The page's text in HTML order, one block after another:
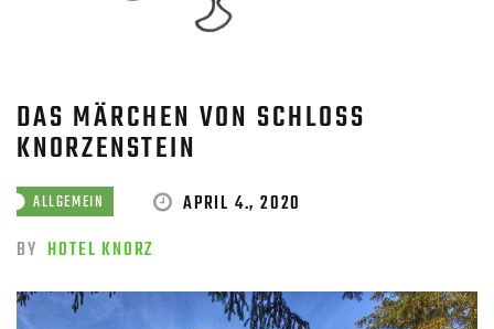
DAS MÄRCHEN VON SCHLOSS
KNORZENSTEIN
ALLGEMEIN
APRIL 4., 2020
BY HOTEL KNORZ